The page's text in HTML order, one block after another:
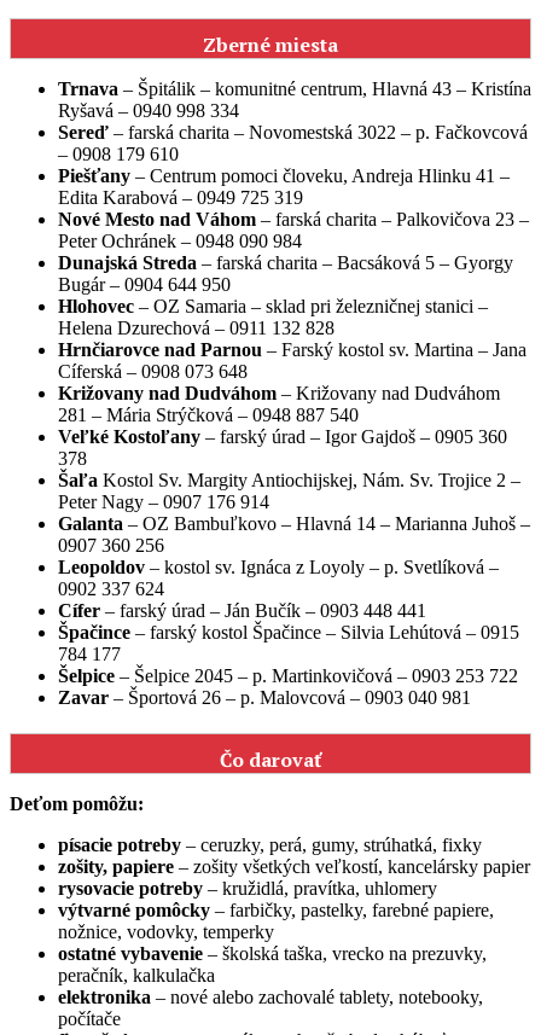
Zberné miesta
Trnava – Špitálik – komunitné centrum, Hlavná 43 – Kristína
Ryšavá – 0940 998 334
Sereď – farská charita – Novomestská 3022 – p. Fačkovcová
– 0908 179 610
Piešťany – Centrum pomoci človeku, Andreja Hlinku 41 –
Edita Karabová – 0949 725 319
Nové Mesto nad Váhom – farská charita – Palkovičova 23 –
Peter Ochránek – 0948 090 984
Dunajská Streda – farská charita – Bacsáková 5 – Gyorgy
Bugár – 0904 644 950
Hlohovec – OZ Samaria – sklad pri železničnej stanici –
Helena Dzurechová – 0911 132 828
Hrnčiarovce nad Parnou – Farský kostol sv. Martina – Jana
Cíferská – 0908 073 648
Križovany nad Dudváhom – Križovany nad Dudváhom
281 – Mária Strýčková – 0948 887 540
Veľké Kostoľany – farský úrad – Igor Gajdoš – 0905 360
378
Šaľa Kostol Sv. Margity Antiochijskej, Nám. Sv. Trojice 2 –
Peter Nagy – 0907 176 914
Galanta – OZ Bambuľkovo – Hlavná 14 – Marianna Juhoš –
0907 360 256
Leopoldov – kostol sv. Ignáca z Loyoly – p. Svetlíková –
0902 337 624
Cífer – farský úrad – Ján Bučík – 0903 448 441
Špačince – farský kostol Špačince – Silvia Lehútová – 0915
784 177
Šelpice – Šelpice 2045 – p. Martinkovičová – 0903 253 722
Zavar – Športová 26 – p. Malovcová – 0903 040 981
Čo darovať
Deťom pomôžu:
písacie potreby – ceruzky, perá, gumy, strúhatká, fixky
zošity, papiere – zošity všetkých veľkostí, kancelársky papier
rysovacie potreby – kružidlá, pravítka, uhlomery
výtvarné pomôcky – farbičky, pastelky, farebné papiere,
nožnice, vodovky, temperky
ostatné vybavenie – školská taška, vrecko na prezuvky,
peračník, kalkulačka
elektronika – nové alebo zachovalé tablety, notebooky,
počítače